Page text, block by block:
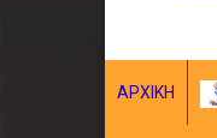
ΑΡΧΙΚΗ